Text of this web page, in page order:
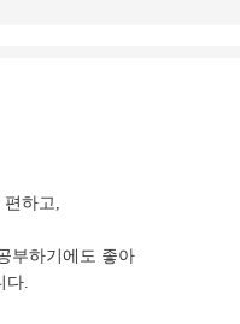
편하고,
부하기에도 좋아
다.